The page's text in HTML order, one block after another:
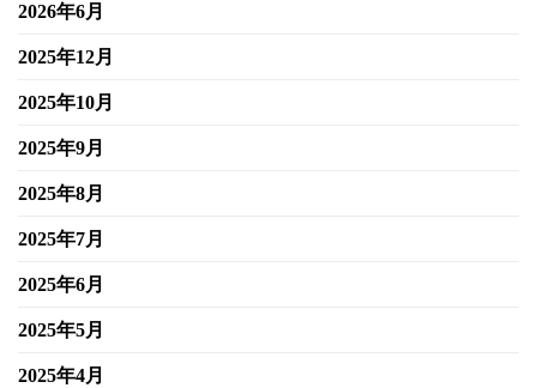
2026年6月
2025年12月
2025年10月
2025年9月
2025年8月
2025年7月
2025年6月
2025年5月
2025年4月